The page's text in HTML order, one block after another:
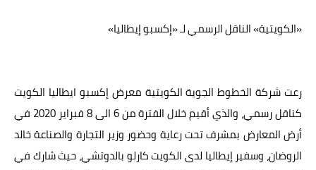
عالم المرأة
أخبار عربية
أخبار النجوم
«الكويتية» الناقل الرسمي لـ «إكسبو إيطاليا»
رعت شركة الخطوط الجوية الكويتية معرض إكسبو ايطاليا الكويت
كناقل رسمي، والذي أقيم خلال الفترة من 6 الى 8 فبراير 2020 في
أرض المعارض بمشرف تحت رعاية وحضور وزير التجارة والصناعة خالد
الروضان، وسفير إيطاليا لدى الكويت كارلو بالدوتشي، حيث شارك في